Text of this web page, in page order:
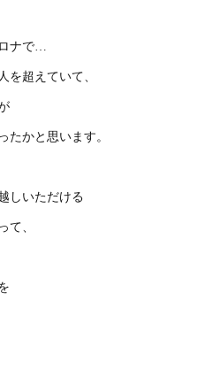
ナで…
を超えていて、
たかと思います。
しいただける
て、